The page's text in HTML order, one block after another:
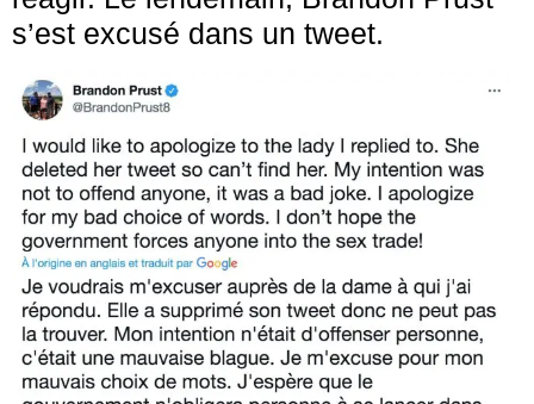
s’est excusé dans un tweet.